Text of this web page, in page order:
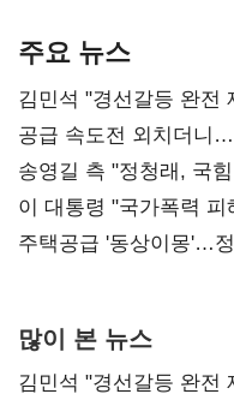
주요 뉴스
김민석 "경선갈등 완전
사과부터"
공급 속도전 외치더니
리모델링' 제안
송영길 측 "정청래, 국
총선 지휘 못해"
이 대통령 "국가폭력
진실 밝혀야"
주택공급 '동상이몽'…
많이 본 뉴스
김민석 "경선갈등 완전